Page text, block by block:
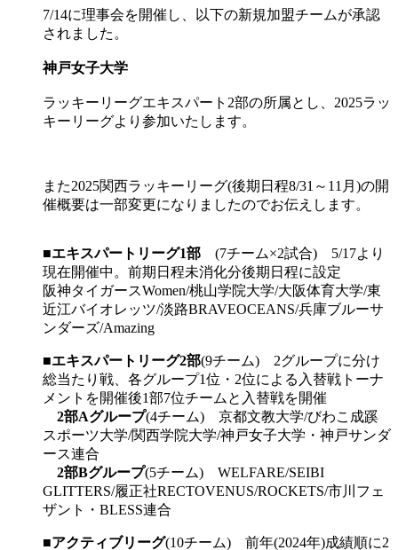
7/14に理事会を開催し、以下の新規加盟チームが承認
されました。
神戸女子大学
ラッキーリーグエキスパート2部の所属とし、2025ラッ
キーリーグより参加いたします。
また2025関西ラッキーリーグ(後期日程8/31～11月)の開
催概要は一部変更になりましたのでお伝えします。
■エキスパートリーグ1部 (7チーム×2試合) 5/17より
現在開催中。前期日程未消化分後期日程に設定
阪神タイガースWomen/桃山学院大学/大阪体育大学/東
近江バイオレッツ/淡路BRAVEOCEANS/兵庫ブルーサ
ンダーズ/Amazing
■エキスパートリーグ2部(9チーム) 2グループに分け
総当たり戦、各グループ1位・2位による入替戦トーナ
メントを開催後1部7位チームと入替戦を開催
2部Aグループ(4チーム) 京都文教大学/びわこ成蹊
スポーツ大学/関西学院大学/神戸女子大学・神戸サンダ
ース連合
2部Bグループ(5チーム) WELFARE/SEIBI
GLITTERS/履正社RECTOVENUS/ROCKETS/市川フェ
ザント・BLESS連合
■アクティブリーグ(10チーム) 前年(2024年)成績順に2